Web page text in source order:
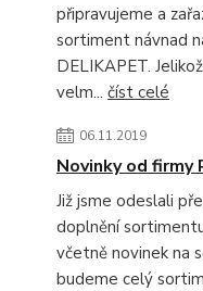
připravujeme a
sortiment návnad
DELIKAPET.
velm... číst celé
06.11.2019
Novinky od firmy
Již jsme odeslali
doplnění
včetně novinek na
budeme celý